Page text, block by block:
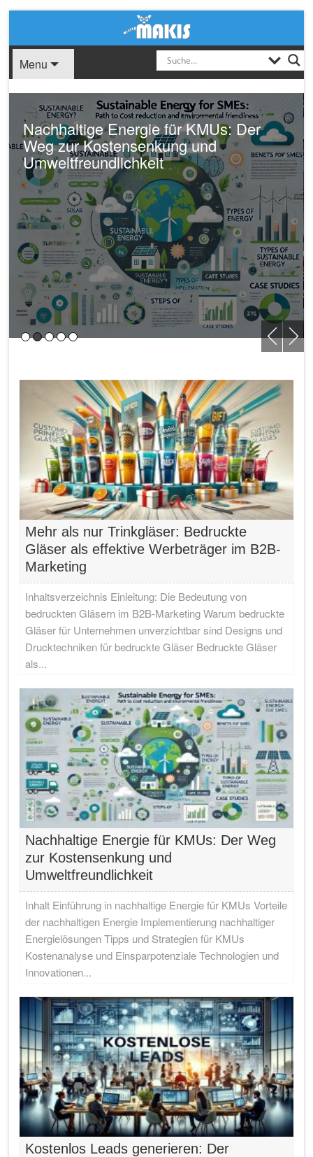
Menu
Nachhaltige Energie für KMUs: Der
Weg zur Kostensenkung und
Umweltfreundlichkeit
Mehr als nur Trinkgläser: Bedruckte
Gläser als effektive Werbeträger im B2B-
Marketing
Inhaltsverzeichnis Einleitung: Die Bedeutung von
bedruckten Gläsern im B2B-Marketing Warum bedruckte
Gläser für Unternehmen unverzichtbar sind Designs und
Drucktechniken für bedruckte Gläser Bedruckte Gläser
als...
Nachhaltige Energie für KMUs: Der Weg
zur Kostensenkung und
Umweltfreundlichkeit
Inhalt Einführung in nachhaltige Energie für KMUs Vorteile
der nachhaltigen Energie Implementierung nachhaltiger
Energielösungen Tipps und Strategien für KMUs
Kostenanalyse und Einsparpotenziale Technologien und
Innovationen...
Kostenlos Leads generieren: Der